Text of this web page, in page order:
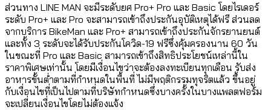
ส่วนทาง LINE MAN จะมีระดับยศ Pro+ Pro และ Basic โดยไรเดอร์
ระดับ Pro+ และ Pro จะสามารถเข้าถึงประกันอุบัติเหตุได้ฟรี ส่วนลด
จากบริการ BikeMan และ Pro+ สามารถเข้าถึงประกันจักรยานยนต์
และทั้ง 3 ระดับจะได้รับประกันโควิด-19 ฟรีซึ่งคุ้มครองนาน 60 วัน
ในขณะที่ Pro และ Basic สามารถเข้าถึงสิทธิประโยชน์เหล่านี้ใน
ราคาพิเศษเท่านั้น โดยมีเงื่อนไขว่าจะต้องลงทะเบียนทุกเดือน รับส่ง
อาหารขั้นต่ำตามที่กำหนดในพื้นที่ ไม่มีพฤติกรรมทุจริตแล้ว ขึ้นอยู่
กับเงื่อนไขที่เป็นไปตามที่บริษัทกำหนดซึ่งบางครั้งในบางแพลตฟอร์ม
จะเปลี่ยนเงื่อนไขโดยไม่ต้องแจ้ง